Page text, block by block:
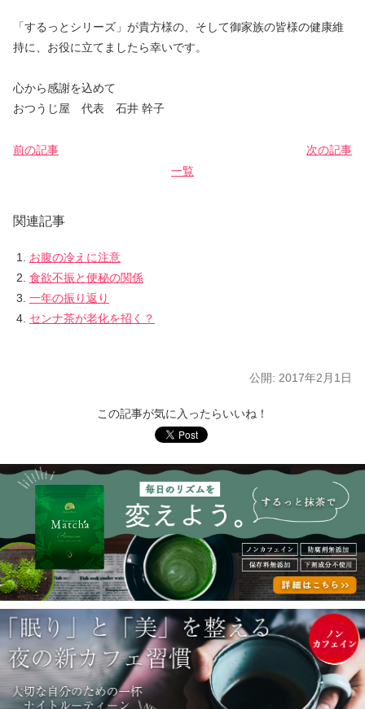
「するっとシリーズ」が貴方様の、そして御家族の皆様の健康維
持に、お役に立てましたら幸いです。
心から感謝を込めて
おつうじ屋 代表 石井 幹子
前の記事
次の記事
一覧
関連記事
お腹の冷えに注意
食欲不振と便秘の関係
一年の振り返り
センナ茶が老化を招く？
公開: 2017年2月1日